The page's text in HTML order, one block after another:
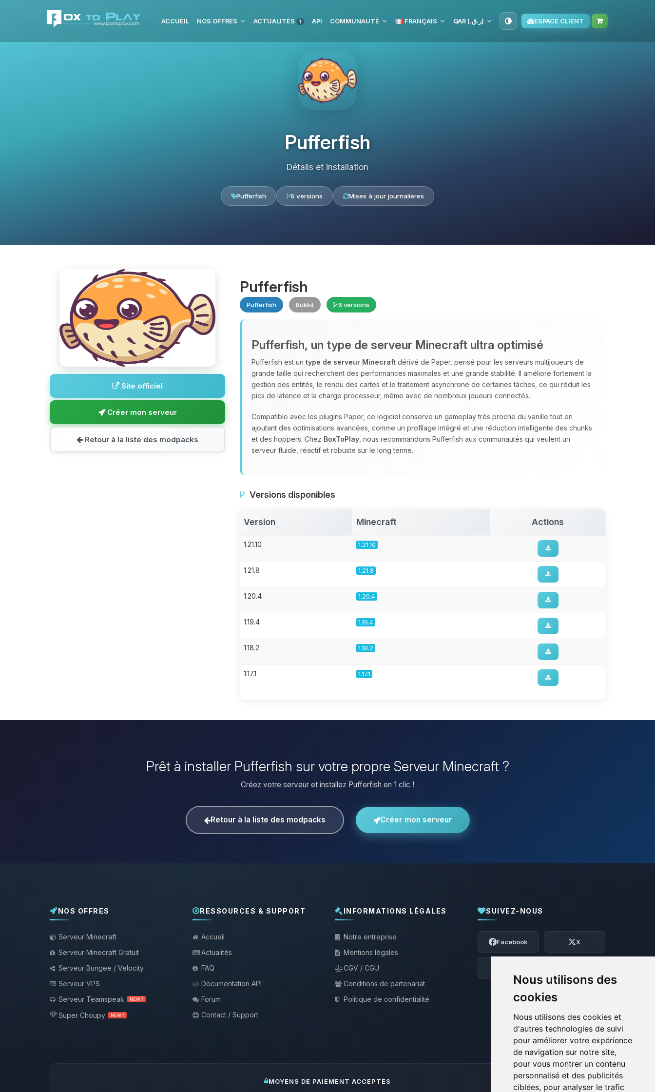
Nous utilisons des
cookies
Nous utilisons des cookies et
d'autres technologies de suivi
pour améliorer votre expérience
de navigation sur notre site,
pour vous montrer un contenu
personnalisé et des publicités
ciblées, pour analyser le trafic
ACCUEIL NOS OFFRES ACTUALITÉS 1 API COMMUNAUTÉ FRANÇAIS QAR (ر.ق.‏) ESPACE CLIENT
Pufferfish
Détails et installation
Pufferfish 6 versions Mises à jour journalières
Site officiel
Créer mon serveur
Retour à la liste des modpacks
Pufferfish
Pufferfish Bukkit 6 versions
Pufferfish, un type de serveur Minecraft ultra optimisé
Pufferfish est un type de serveur Minecraft dérivé de Paper, pensé pour les serveurs multijoueurs de
grande taille qui recherchent des performances maximales et une grande stabilité. Il améliore fortement la
gestion des entités, le rendu des cartes et le traitement asynchrone de certaines tâches, ce qui réduit les
pics de latence et la charge processeur, même avec de nombreux joueurs connectés.
Compatible avec les plugins Paper, ce logiciel conserve un gameplay très proche du vanille tout en
ajoutant des optimisations avancées, comme un profilage intégré et une réduction intelligente des chunks
et des hoppers. Chez BoxToPlay , nous recommandons Pufferfish aux communautés qui veulent un
serveur fluide, réactif et robuste sur le long terme.
Versions disponibles
Version Minecraft Actions
1.21.10 1.21.10
1.21.8 1.21.8
1.20.4 1.20.4
1.19.4 1.19.4
1.18.2 1.18.2
1.17.1 1.17.1
Prêt à installer Pufferfish sur votre propre Serveur Minecraft ?
Créez votre serveur et installez Pufferfish en 1 clic !
Retour à la liste des modpacks Créer mon serveur
NOS OFFRES
Serveur Minecraft
Serveur Minecraft Gratuit
Serveur Bungee / Velocity
Serveur VPS
Serveur Teamspeak
NEW !
Super Choupy NEW !
RESSOURCES & SUPPORT
Accueil
Actualités
FAQ
Documentation API
Forum
Contact / Support
INFORMATIONS LÉGALES
Notre entreprise
Mentions légales
CGV / CGU
Conditions de partenariat
Politique de confidentialité
SUIVEZ-NOUS
Facebook X
MOYENS DE PAIEMENT ACCEPTÉS
Youpi, enfin quelqu’un pour me parler !
Moi c’est Choupy, ton petit assistant
BoxToPlay. Dis-moi ce dont tu as besoin
et je vais remuer mes petits circuits
08/08/2026 à 13:45